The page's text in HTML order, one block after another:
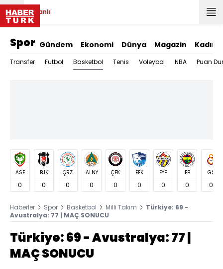
Canlı
Spor Gündem Ekonomi Dünya Magazin Kadın
Transfer Futbol Basketbol Tenis Voleybol NBA Puan
ASF
0
BJK
0
ÇRZ
0
ALNY
0
ÇFK
0
EFK
0
EYP
0
FB
0
GS
0
Haberler Spor Basketbol Milli Takım
Türkiye: 69 -
Avustralya: 77 | MAÇ SONUCU
Türkiye: 69 - Avustralya: 77 |
MAÇ SONUCU